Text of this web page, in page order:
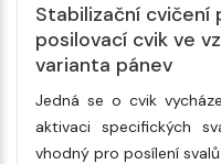
Stabilizační cvičení
posilovací cvik ve
varianta pánev
Jedná se o cvik
aktivaci specifických
vhodný pro posílení svalů